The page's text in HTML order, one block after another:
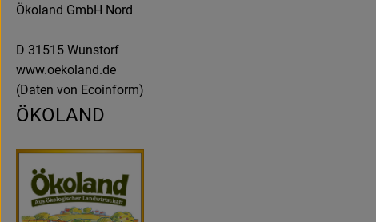
Ökoland GmbH Nord
D 31515 Wunstorf
www.oekoland.de
(Daten von Ecoinform)
ÖKOLAND